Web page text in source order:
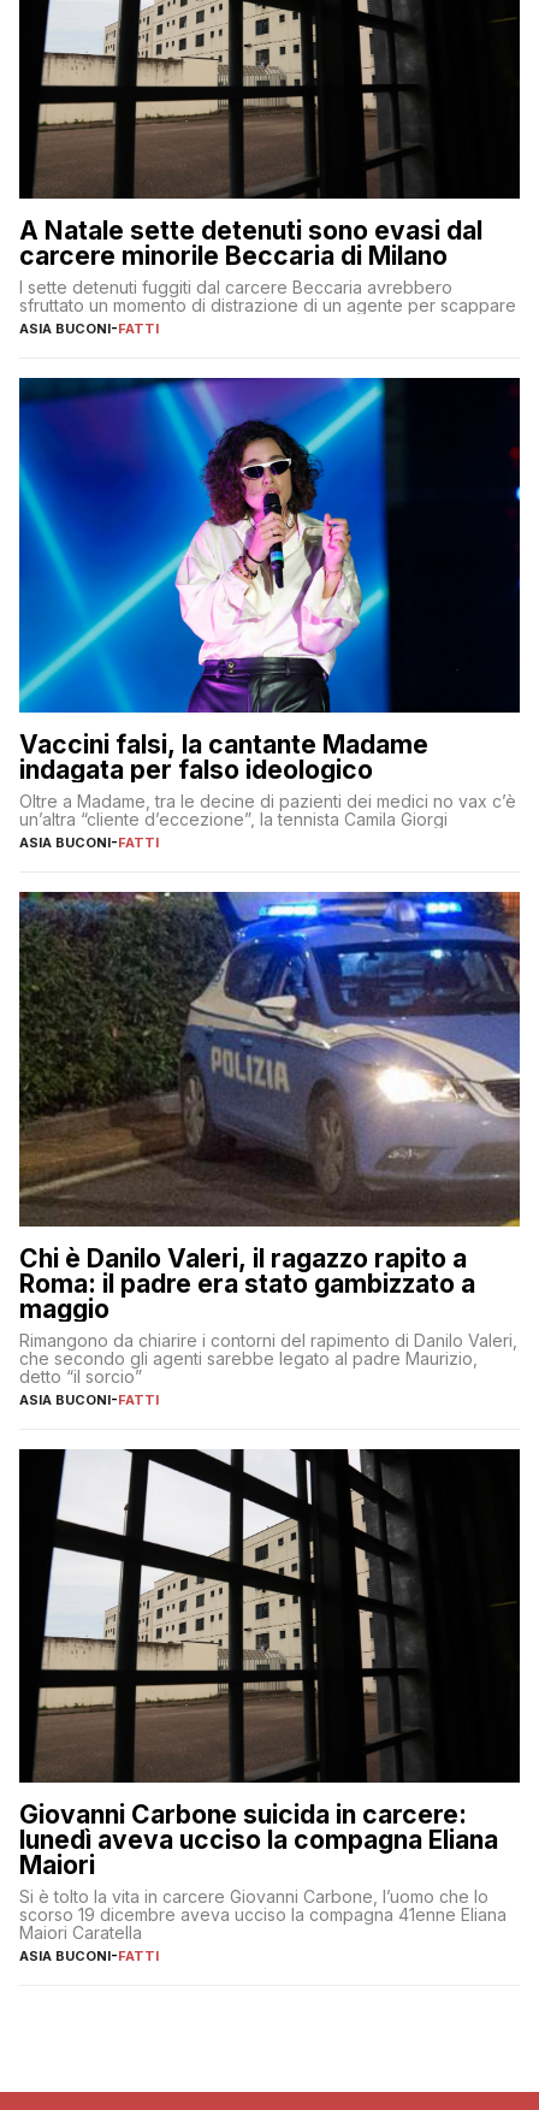
A Natale sette detenuti sono evasi dal
carcere minorile Beccaria di Milano
I sette detenuti fuggiti dal carcere Beccaria avrebbero
sfruttato un momento di distrazione di un agente per scappare
ASIA BUCONI-FATTI
Vaccini falsi, la cantante Madame
indagata per falso ideologico
Oltre a Madame, tra le decine di pazienti dei medici no vax c’è
un’altra “cliente d’eccezione”, la tennista Camila Giorgi
ASIA BUCONI-FATTI
Chi è Danilo Valeri, il ragazzo rapito a
Roma: il padre era stato gambizzato a
maggio
Rimangono da chiarire i contorni del rapimento di Danilo Valeri,
che secondo gli agenti sarebbe legato al padre Maurizio,
detto “il sorcio”
ASIA BUCONI-FATTI
Giovanni Carbone suicida in carcere:
lunedì aveva ucciso la compagna Eliana
Maiori
Si è tolto la vita in carcere Giovanni Carbone, l’uomo che lo
scorso 19 dicembre aveva ucciso la compagna 41enne Eliana
Maiori Caratella
ASIA BUCONI-FATTI